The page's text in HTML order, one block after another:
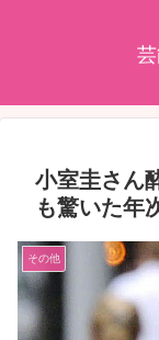
小室圭さん
も驚いた年
その他